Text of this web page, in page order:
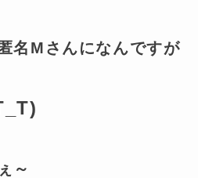
名Mさんになんですが
～